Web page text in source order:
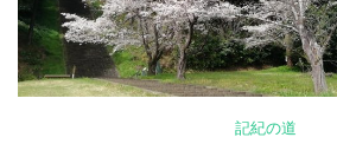
記紀の道